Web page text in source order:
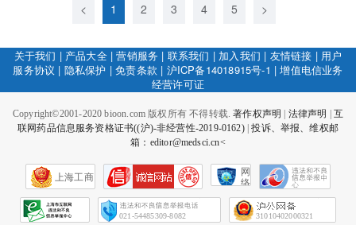
< 1 2 3 4 5 >
关于我们 | 产品大全|营销服务 | 联系我们 | 加入我们 | 友情链接 | 用户
服务协议 | 隐私保护 |免责条款 | 沪ICP备14018915号-1 |增值电信业务
经营许可证
Copyright©2001-2020 bioon.com 版权所有 不得转载.著作权声明 法律声明
互
联网药品信息服务资格证书((沪)-非经营性-2019-0162)|投诉、举报、维权邮
箱：editor@medsci.cn<
上海工商
网
络
会
征
021-54485309-8082 31010402000321